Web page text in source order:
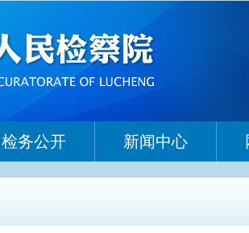
检务公开 新闻中心